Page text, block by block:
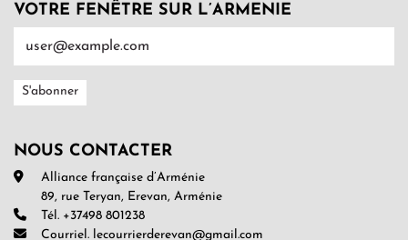
VOTRE FENÊTRE SUR L’ARMENIE
NOUS CONTACTER
Alliance française d’Arménie
89, rue Teryan, Erevan, Arménie
Tél. +37498 801238
Courriel. lecourrierderevan@gmail.com